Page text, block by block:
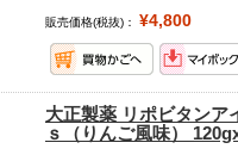
販売価格(税抜)： ¥4,800
大正製薬 リポビタンア
ｓ（りんご風味）